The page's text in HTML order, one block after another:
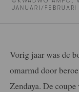
JANUARI/
Vorig jaar was de
omarmd door
Zendaya. De